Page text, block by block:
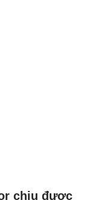
chịu được